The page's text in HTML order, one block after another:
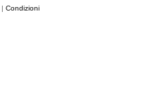
| Condizioni